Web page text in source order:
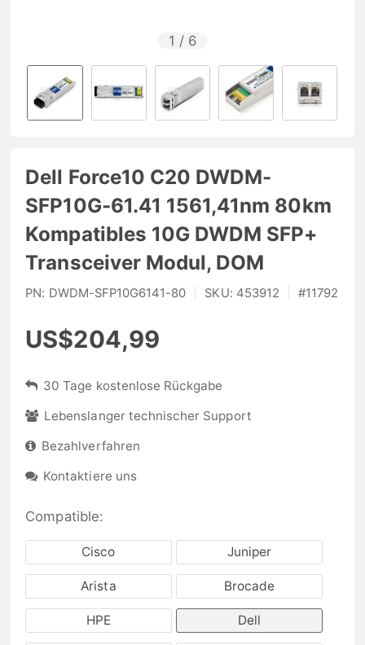
1 / 6
Dell Force10 C20 DWDM-
SFP10G-61.41 1561,41nm 80km
Kompatibles 10G DWDM SFP+
Transceiver Modul, DOM
PN: DWDM-SFP10G6141-80 SKU: 453912 #11792
US$204,99
30 Tage kostenlose Rückgabe
Lebenslanger technischer Support
Bezahlverfahren
Kontaktiere uns
Compatible:
Cisco Juniper
Arista Brocade
HPE Dell